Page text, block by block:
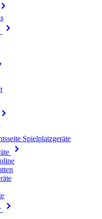
Spielplatzgeräte